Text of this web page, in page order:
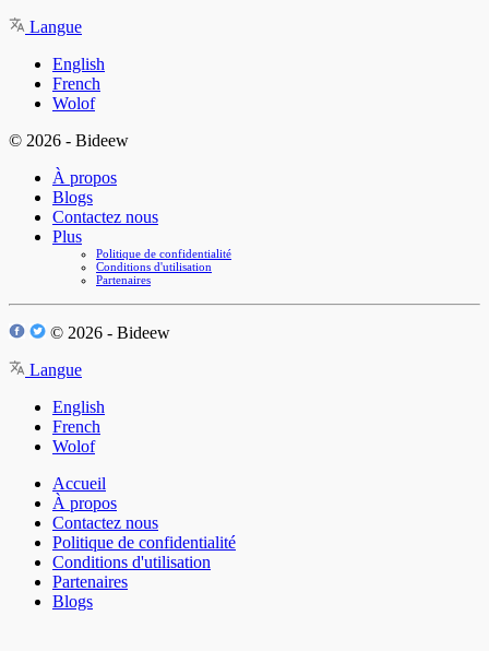
Langue
English
French
Wolof
© 2026 - Bideew
À propos
Blogs
Contactez nous
Plus
Politique de confidentialité
Conditions d'utilisation
Partenaires
© 2026 - Bideew
Langue
English
French
Wolof
Accueil
À propos
Contactez nous
Politique de confidentialité
Conditions d'utilisation
Partenaires
Blogs